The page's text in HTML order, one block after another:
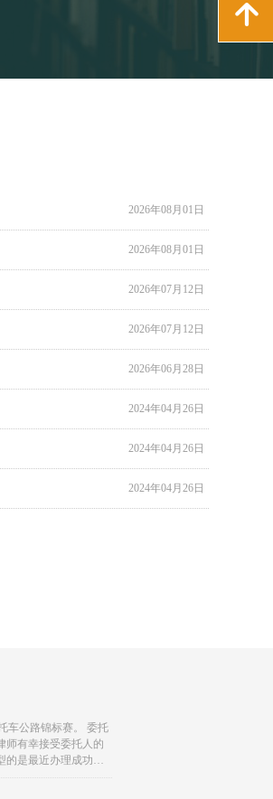
2026年08月01日
2026年08月01日
2026年07月12日
2026年07月12日
2026年06月28日
2024年04月26日
2024年04月26日
2024年04月26日
车公路锦标赛。 委托
师有幸接受委托人的
的是最近办理成功的
녕